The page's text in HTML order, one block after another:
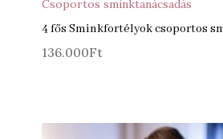
Csoportos sminktanácsadás
4 fős Sminkfortélyok csoportos
136.000Ft